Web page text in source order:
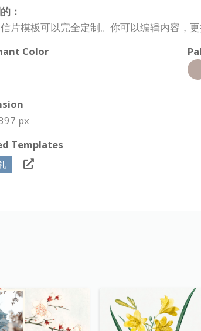
：
片模板可以完全定制。你可以编辑内容，
Color
px
Templates